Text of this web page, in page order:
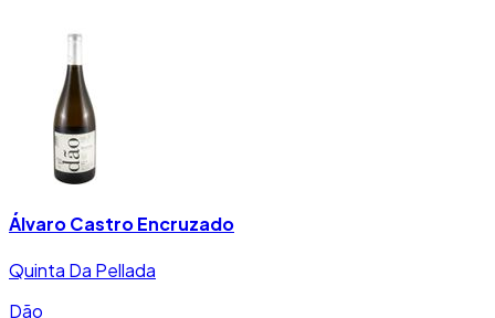
Álvaro Castro Encruzado
Quinta Da Pellada
Dão